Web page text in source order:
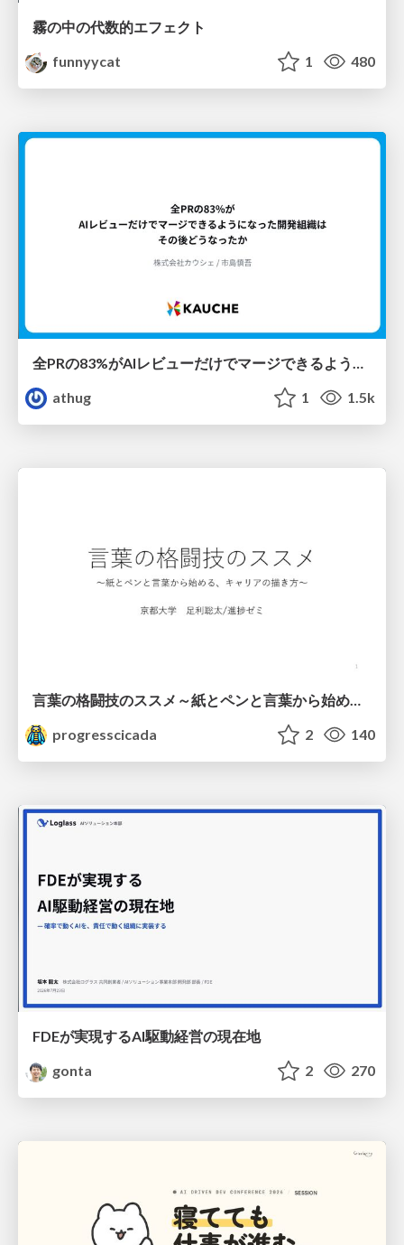
霧の中の代数的エフェクト
funnyycat
1 480
全PRの83%がAIレビューだけでマージできるようになった開発組織はその後どうなったか
athug
1 1.5k
progresscicada
2 140
FDEが実現するAI駆動経営の現在地
gonta
2 270